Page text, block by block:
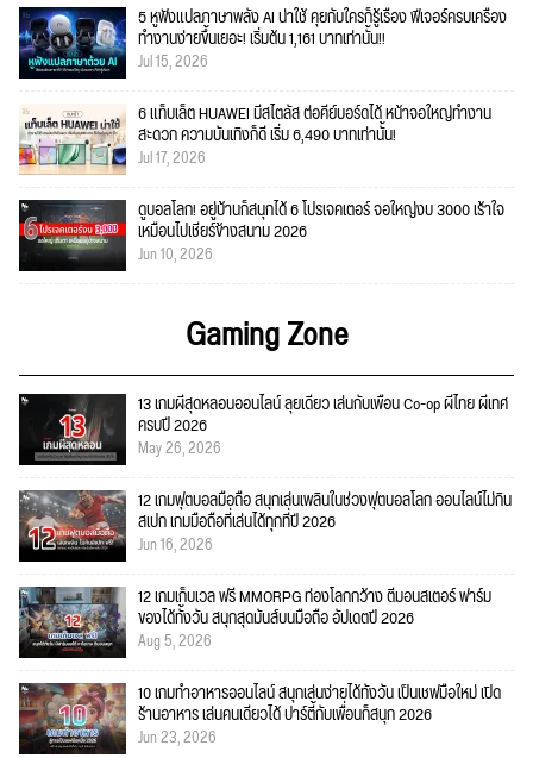
5 หูฟังแปลภาษาพลัง AI น่าใช้ คุยกับใครก็รู้เรื่อง ฟีเจอร์ครบเครื่อง
ทำงานง่ายขึ้นเยอะ! เริ่มต้น 1,161 บาทเท่านั้น!!
Jul 15, 2026
6 แท็บเล็ต HUAWEI มีสไตลัส ต่อคีย์บอร์ดได้ หน้าจอใหญ่ทำงาน
สะดวก ความบันเทิงก็ดี เริ่ม 6,490 บาทเท่านั้น!
Jul 17, 2026
ดูบอลโลก! อยู่บ้านก็สนุกได้ 6 โปรเจคเตอร์ จอใหญ่งบ 3000 เร้าใจ
เหมือนไปเชียร์ข้างสนาม 2026
Jun 10, 2026
Gaming Zone
13 เกมผีสุดหลอนออนไลน์ ลุยเดี่ยว เล่นกับเพื่อน Co-op ผีไทย ผีเทศ
ครบปี 2026
May 26, 2026
12 เกมฟุตบอลมือถือ สนุกเล่นเพลินในช่วงฟุตบอลโลก ออนไลน์ไม่กิน
สเปก เกมมือถือที่เล่นได้ทุกที่ปี 2026
Jun 16, 2026
12 เกมเก็บเวล ฟรี MMORPG ท่องโลกกว้าง ตีมอนสเตอร์ ฟาร์ม
ของได้ทั้งวัน สนุกสุดมันส์บนมือถือ อัปเดตปี 2026
Aug 5, 2026
10 เกมทำอาหารออนไลน์ สนุกเล่นง่ายได้ทั้งวัน เป็นเชฟมือใหม่ เปิด
ร้านอาหาร เล่นคนเดียวได้ ปาร์ตี้กับเพื่อนก็สนุก 2026
Jun 23, 2026